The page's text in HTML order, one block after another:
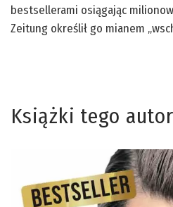
bestsellerami osiągając
Zeitung określił go mianem
Książki tego